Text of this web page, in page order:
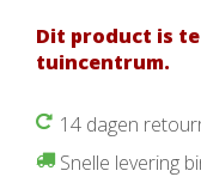
Dit product is
tuincentrum.
14 dagen
Snelle levering